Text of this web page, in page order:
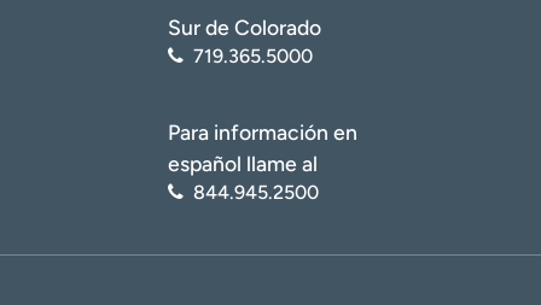
Sur de Colorado
719.365.5000
Para información en
español llame al
844.945.2500